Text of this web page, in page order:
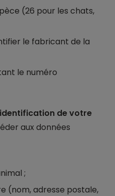
(26 pour les chats,
le fabricant de la
le numéro
de votre
aux données
;
(nom, adresse postale,